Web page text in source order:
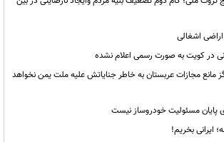
اشغالی
در کویت به صورت رسمی اعلام نشده
مانع مجازات عربستان به خاطر جنایاتش علیه ملت یمن نخواهد
پایان مسئولیت خودروساز نیست
ایرانی بخریم!